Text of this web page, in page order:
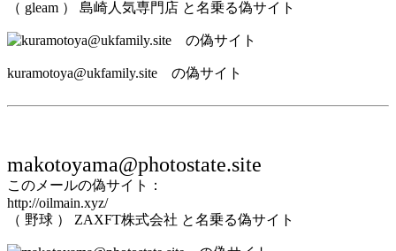
（ gleam ） 島崎人気専門店 と名乗る偽サイト
kuramotoya@ukfamily.site の偽サイト
makotoyama@photostate.site
このメールの偽サイト：
http://oilmain.xyz/
（ 野球 ） ZAXFT株式会社 と名乗る偽サイト